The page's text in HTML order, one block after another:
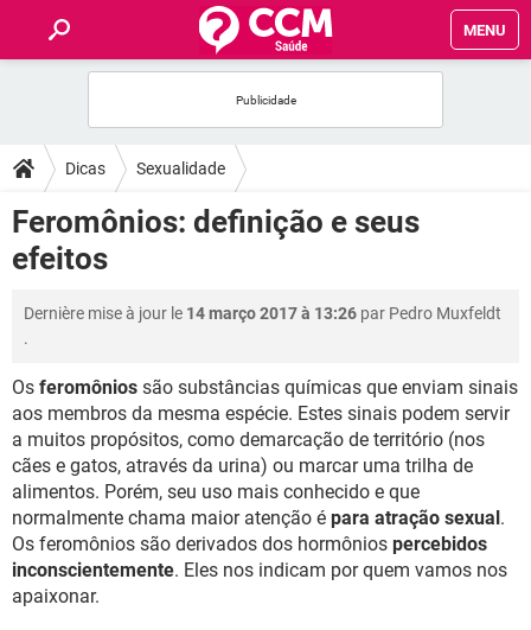
MENU
FORUMS
SAÚDE
FAMÍLIA
BEM-ESTAR
SEXUALIDADE
GLOSSÁRIO
Dicas Sexualidade
Feromônios: definição e seus
efeitos
Dernière mise à jour le 14 março 2017 à 13:26 par Pedro Muxfeldt
.
Os feromônios são substâncias químicas que enviam sinais
aos membros da mesma espécie. Estes sinais podem servir
a muitos propósitos, como demarcação de território (nos
cães e gatos, através da urina) ou marcar uma trilha de
alimentos. Porém, seu uso mais conhecido e que
normalmente chama maior atenção é para atração sexual.
Os feromônios são derivados dos hormônios percebidos
inconscientemente. Eles nos indicam por quem vamos nos
apaixonar.